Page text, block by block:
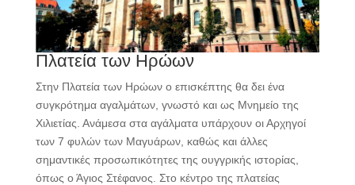
Πλατεία των Ηρώων
Στην Πλατεία των Ηρώων ο επισκέπτης θα δει ένα
συγκρότημα αγαλμάτων, γνωστό και ως Μνημείο της
Χιλιετίας. Ανάμεσα στα αγάλματα υπάρχουν οι Αρχηγοί
των 7 φυλών των Μαγυάρων, καθώς και άλλες
σημαντικές προσωπικότητες της ουγγρικής ιστορίας,
όπως ο Άγιος Στέφανος. Στο κέντρο της πλατείας